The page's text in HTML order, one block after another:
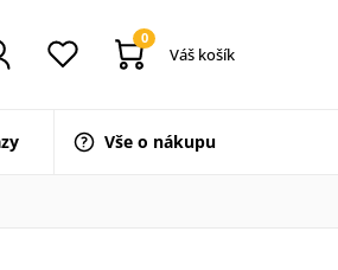
0
Váš košík
Vše o nákupu